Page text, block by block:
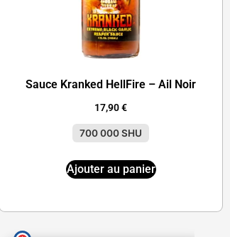
Sauce Kranked HellFire – Ail Noir
17,90€
700 000 SHU
Ajouter au panier